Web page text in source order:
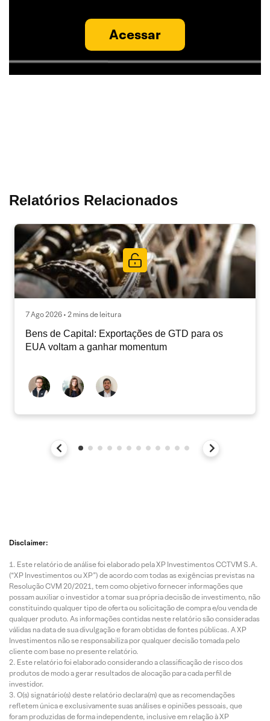
Acessar
Relatórios Relacionados
7 Ago 2026 • 2 mins de leitura
Bens de Capital: Exportações de GTD para os
EUA voltam a ganhar momentum
Disclaimer:
Este relatório de análise foi elaborado pela XP Investimentos CCTVM S.A.
(“XP Investimentos ou XP”) de acordo com todas as exigências previstas na
Resolução CVM 20/2021, tem como objetivo fornecer informações que
possam auxiliar o investidor a tomar sua própria decisão de investimento, não
constituindo qualquer tipo de oferta ou solicitação de compra e/ou venda de
qualquer produto. As informações contidas neste relatório são consideradas
válidas na data de sua divulgação e foram obtidas de fontes públicas. A XP
Investimentos não se responsabiliza por qualquer decisão tomada pelo
cliente com base no presente relatório.
Este relatório foi elaborado considerando a classificação de risco dos
produtos de modo a gerar resultados de alocação para cada perfil de
investidor.
O(s) signatário(s) deste relatório declara(m) que as recomendações
refletem única e exclusivamente suas análises e opiniões pessoais, que
foram produzidas de forma independente, inclusive em relação à XP